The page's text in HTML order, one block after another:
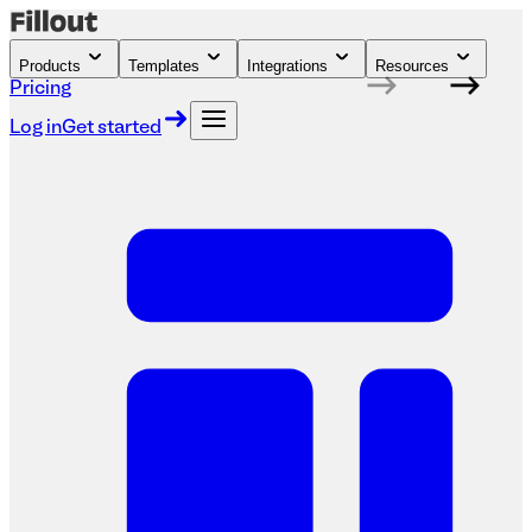
Products Templates Integrations Resources
Pricing
Log inGet started